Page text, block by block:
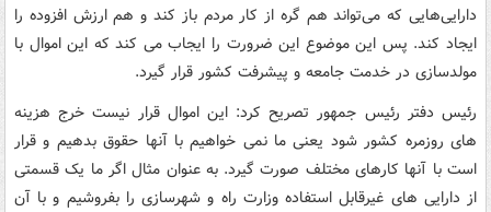
دارایی‌هایی که می‌تواند هم گره از کار مردم باز کند و هم ارزش افزوده را
ایجاد کند. پس این موضوع این ضرورت را ایجاب می کند که این اموال با
مولدسازی در خدمت جامعه و پیشرفت کشور قرار گیرد.
رئیس دفتر رئیس جمهور تصریح کرد: این اموال قرار نیست خرج هزینه
های روزمره کشور شود یعنی ما نمی خواهیم با آنها حقوق بدهیم و قرار
است با آنها کارهای مختلف صورت گیرد. به عنوان مثال اگر ما یک قسمتی
از دارایی های غیرقابل استفاده وزارت راه و شهرسازی را بفروشیم و با آن